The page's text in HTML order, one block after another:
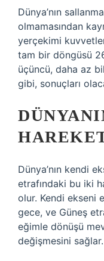
Dünya’nın
olmamasından
yerçekimi
tam bir döngüsü
üçüncü, daha az
gibi, sonuçları
Dünya’nın kendi
etrafındaki bu iki
olur. Kendi ekseni
gece, ve Güneş
eğimle dönüşü
değişmesini sağlar.